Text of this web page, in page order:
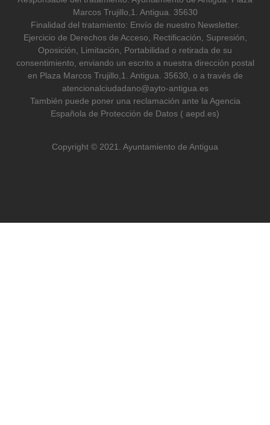
Marcos Trujillo,1. Antigua. 35630
Finalidad del tratamiento: Envío de nuestro Newsletter.
Ejercicio de Derechos de Acceso, Rectificación, Supresión,
Oposición, Limitación, Portabilidad o retirada de su
consentimiento, enviando un escrito a nuestra dirección postal
en Plaza Marcos Trujillo,1. Antigua. 35630, o a través de
atencionalciudadano@ayto-antigua.es
También puede poner una reclamación ante la Agencia
Española de Protección de Datos ( aepd.es)
Copyright © 2021. Ayuntamiento de Antigua